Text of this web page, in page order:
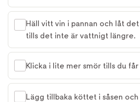
Häll vitt vin i pannan och låt
tills det inte är vattnigt längre.
Klicka i lite mer smör tills du får
Lägg tillbaka köttet i såsen och